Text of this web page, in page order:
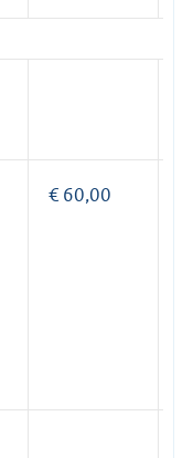
€ 60,00